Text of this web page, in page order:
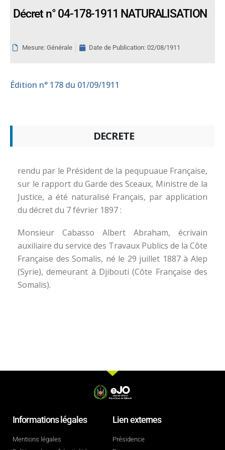
Décret n° 04-178-1911 NATURALISATION
Mesure: Générale Date de Publication: 02/08/1911
Édition n° 178 du 01/09/1911
DECRETE
rendu par le Président de la pequpuaue Française,
sur le rapport du Garde des Sceaux, Ministre de la
Justice, a été naturalisé Français, par application
du décret du 7 février 1897 :
Monsieur Cabasso Albert Abraham, écrivain
auxiliaire du service des Travaux Publics de la Côte
Française des Somalis, né le 29 juillet 1887 à Alep
(Syrie), demeurant à Djibouti (Côte Française des
Somalis).
Informations légales
Mentions légales
Lien externes
Présidence